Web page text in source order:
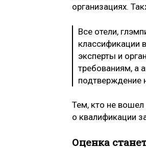
организациях.
Все отели,
классификации
эксперты и
требованиям, а
подтверждение
Тем, кто не вошел
о квалификации
Оценка